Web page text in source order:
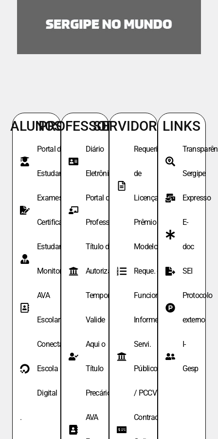
ALUNOS
Portal do
Estudante
Exames de
Certificação
Estudante
Monitor
AVA
Escolar
Conecta
Escola
Digital
.
PROFESSORES
Diário
Eletrônico
Portal do
Professor
Título de
Autoriza.
Temporária
Valide
Aqui o
Título
Precário
AVA
SERVIDORES
Requeri.
de
Licença
Prêmio
Modelo de
Reque. de
Funcionário
Informe
Servi.
Públicos
/ PCCV
Contracheque
LINKS
Sergipe
Expresso
E-
doc
SEI
Protocolo
externo
I-
Gesp